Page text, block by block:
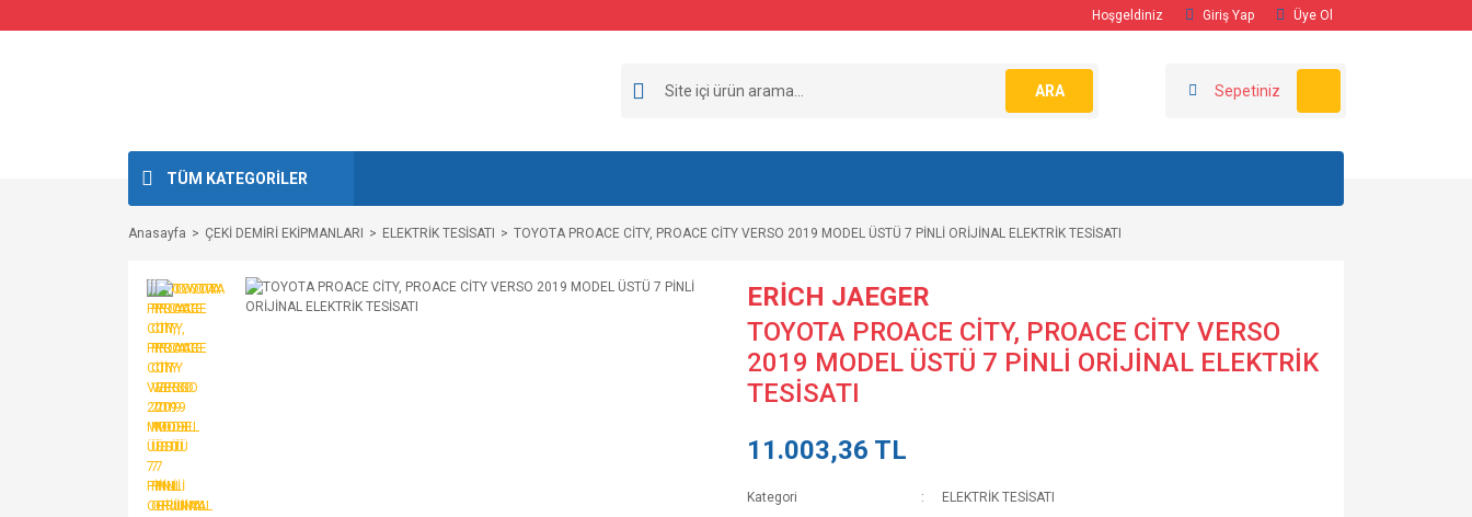
Hoşgeldiniz Giriş Yap Üye Ol
ARA Sepetiniz
TÜM KATEGORİLER
Anasayfa ÇEKİ DEMİRİ EKİPMANLARI ELEKTRİK TESİSATI TOYOTA PROACE CİTY, PROACE CİTY VERSO 2019 MODEL ÜSTÜ 7 PİNLİ ORİJİNAL ELEKTRİK TESİSATI
ERİCH JAEGER
TOYOTA PROACE CİTY, PROACE CİTY VERSO
2019 MODEL ÜSTÜ 7 PİNLİ ORİJİNAL ELEKTRİK
TESİSATI
11.003,36 TL
Kategori
ELEKTRİK TESİSATI